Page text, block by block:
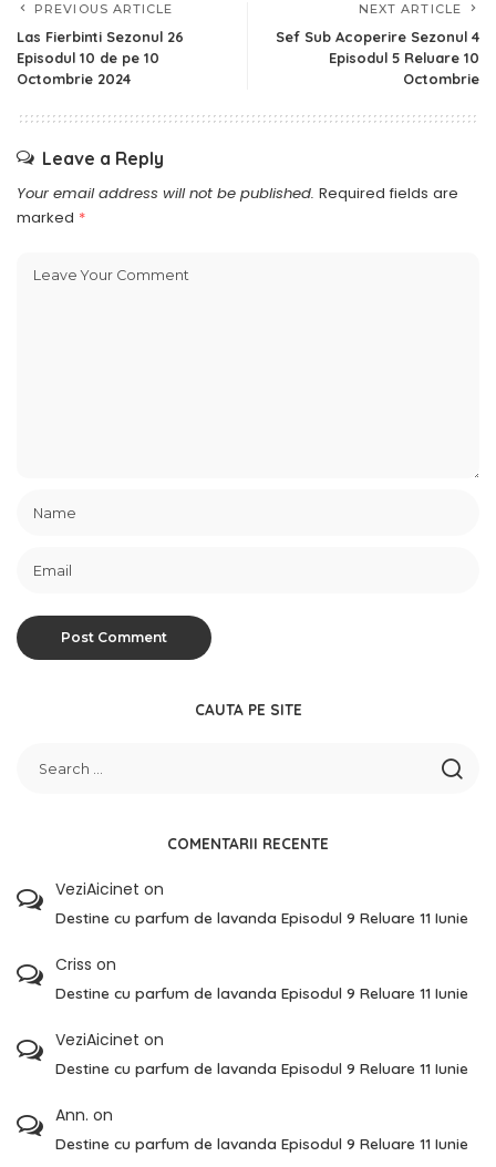
PREVIOUS ARTICLE
Las Fierbinti Sezonul 26
Episodul 10 de pe 10
Octombrie 2024
NEXT ARTICLE
Sef Sub Acoperire Sezonul 4
Episodul 5 Reluare 10
Octombrie
Leave a Reply
Your email address will not be published. Required fields are
marked *
CAUTA PE SITE
COMENTARII RECENTE
VeziAicinet on
Destine cu parfum de lavanda Episodul 9 Reluare 11 Iunie
Criss on
Destine cu parfum de lavanda Episodul 9 Reluare 11 Iunie
VeziAicinet on
Destine cu parfum de lavanda Episodul 9 Reluare 11 Iunie
Ann. on
Destine cu parfum de lavanda Episodul 9 Reluare 11 Iunie